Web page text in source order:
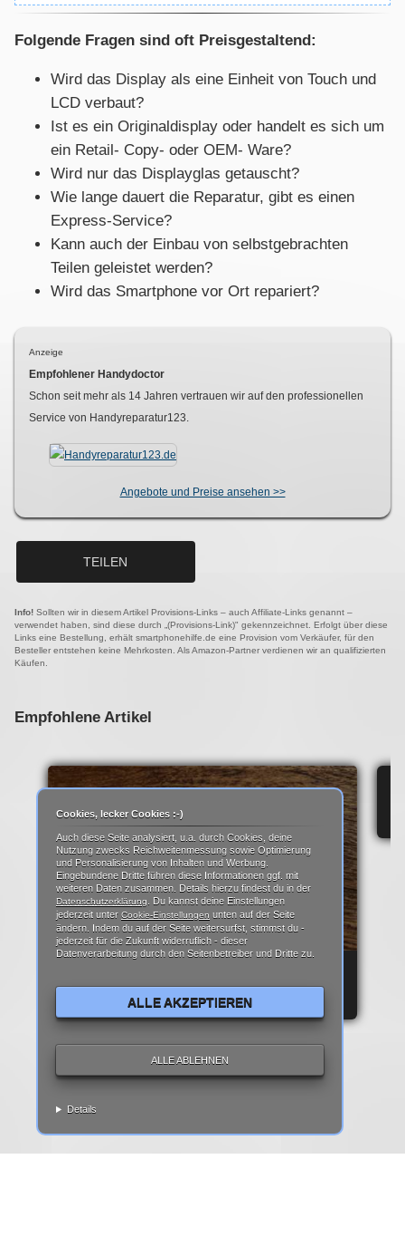
Folgende Fragen sind oft Preisgestaltend:
Wird das Display als eine Einheit von Touch und
LCD verbaut?
Ist es ein Originaldisplay oder handelt es sich um
ein Retail- Copy- oder OEM- Ware?
Wird nur das Displayglas getauscht?
Wie lange dauert die Reparatur, gibt es einen
Express-Service?
Kann auch der Einbau von selbstgebrachten
Teilen geleistet werden?
Wird das Smartphone vor Ort repariert?
Anzeige
Empfohlener Handydoctor
Schon seit mehr als 14 Jahren vertrauen wir auf den professionellen
Service von Handyreparatur123.
Angebote und Preise ansehen >>
TEILEN
Info! Sollten wir in diesem Artikel Provisions-Links – auch Affiliate-Links genannt –
verwendet haben, sind diese durch „(Provisions-Link)" gekennzeichnet. Erfolgt über diese
Links eine Bestellung, erhält smartphonehilfe.de eine Provision vom Verkäufer, für den
Besteller entstehen keine Mehrkosten. Als Amazon-Partner verdienen wir an qualifizierten
Käufen.
Empfohlene Artikel
REPARATUR ANLEITUNG | TEARDOWN
Cookies, lecker Cookies :-)
Auch diese Seite analysiert, u.a. durch Cookies, deine
Nutzung zwecks Reichweitenmessung sowie Optimierung
und Personalisierung von Inhalten und Werbung.
Eingebundene Dritte führen diese Informationen ggf. mit
weiteren Daten zusammen. Details hierzu findest du in der
Datenschutzerklärung
. Du kannst deine Einstellungen
jederzeit unter Cookie-Einstellungen unten auf der Seite
ändern. Indem du auf der Seite weitersurfst, stimmst du -
jederzeit für die Zukunft widerruflich - dieser
Datenverarbeitung durch den Seitenbetreiber und Dritte zu.
ALLE AKZEPTIEREN
ALLE ABLEHNEN
Details